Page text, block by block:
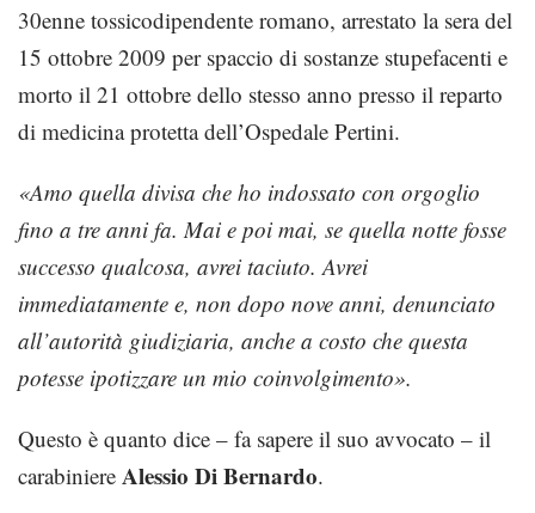
30enne tossicodipendente romano, arrestato la sera del
15 ottobre 2009 per spaccio di sostanze stupefacenti e
morto il 21 ottobre dello stesso anno presso il reparto
di medicina protetta dell’Ospedale Pertini.
«Amo quella divisa che ho indossato con orgoglio
fino a tre anni fa. Mai e poi mai, se quella notte fosse
successo qualcosa, avrei taciuto. Avrei
immediatamente e, non dopo nove anni, denunciato
all’autorità giudiziaria, anche a costo che questa
potesse ipotizzare un mio coinvolgimento».
Questo è quanto dice – fa sapere il suo avvocato – il
carabiniere Alessio Di Bernardo.